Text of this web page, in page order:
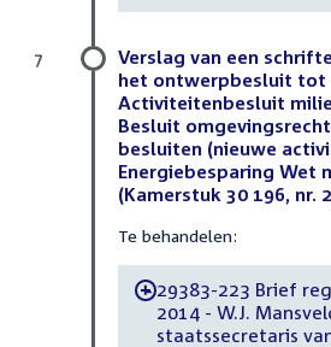
Verslag van een
het ontwerpbesluit tot
Activiteitenbesluit
Besluit
besluiten (nieuwe
Energiebesparing Wet
(Kamerstuk 30 196, nr.
Te behandelen:
-29383-223 Brief
2014 - W.J.
staatssecretaris
7